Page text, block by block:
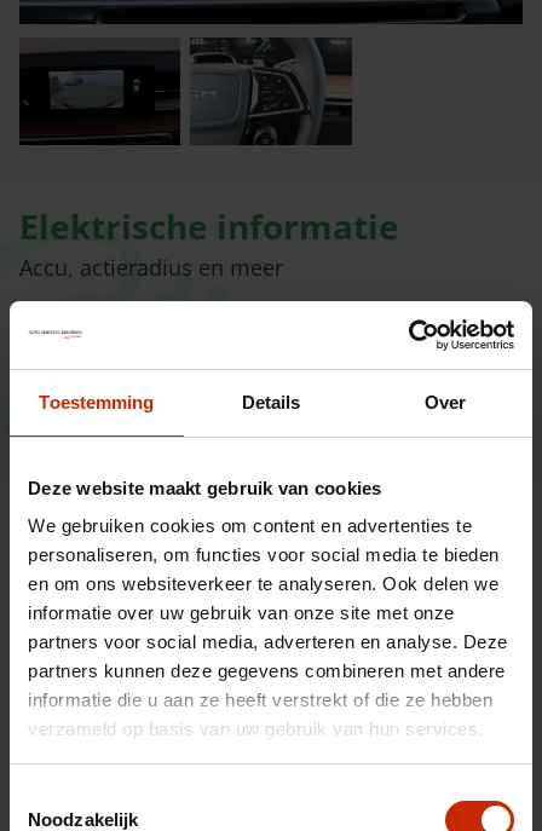
Toestemming Details Over
Deze website maakt gebruik van cookies
We gebruiken cookies om content en advertenties te
personaliseren, om functies voor social media te bieden
en om ons websiteverkeer te analyseren. Ook delen we
informatie over uw gebruik van onze site met onze
partners voor social media, adverteren en analyse. Deze
partners kunnen deze gegevens combineren met andere
informatie die u aan ze heeft verstrekt of die ze hebben
verzameld op basis van uw gebruik van hun services.
Noodzakelijk
Elektrische informatie
Accu, actieradius en meer
Accu
Actieradius
Alle informatie op een rij
Technische gegevens
Nummerplaat
V45PJG
Carrosserie